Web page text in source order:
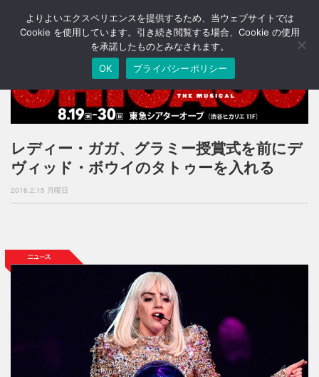
T
o
n
v
i
g
o
レディー・ガガ、グラミー授賞式を前にデ
ヴィッド・ボウイのタトゥーを入れる
2016.2.15 月曜日
よりよいエクスペリエンスを提供するため、当ウェブサイトでは
Cookie を使用しています。引き続き閲覧する場合、Cookie の使用
を承諾したものとみなされます。
OK
プライバシーポリシー